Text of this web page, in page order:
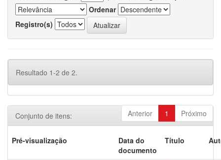
Ordenar
Registro(s)
Resultado 1-2 de 2.
Anterior 1 Próximo
Conjunto de itens:
Pré-visualização
Data do
documento
Título